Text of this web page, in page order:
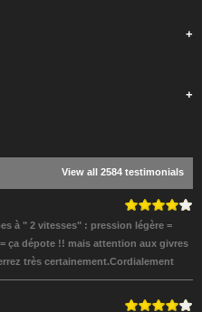
+
+
View all 2584 testimonials
à " 2 vitesses" : pression légère =
ça dépote !! mais attention aux givres
très certainement.Cordialement